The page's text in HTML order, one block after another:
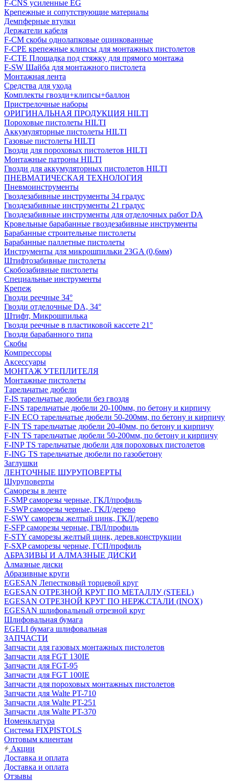
F-CNS усиленные EG
Крепежные и сопутствующие материалы
Демпферные втулки
Держатели кабеля
F-CM скобы однолапковые оцинкованные
F-CPE крепежные клипсы для монтажных пистолетов
F-CTE Площадка под стяжку для прямого монтажа
F-SW Шайба для монтажного пистолета
Монтажная лента
Средства для ухода
Комплекты гвозди+клипсы+баллон
Пристрелочные наборы
ОРИГИНАЛЬНАЯ ПРОДУКЦИЯ HILTI
Пороховые пистолеты HILTI
Аккумуляторные пистолеты HILTI
Газовые пистолеты HILTI
Гвозди для пороховых пистолетов HILTI
Монтажные патроны HILTI
Гвозди для аккумуляторных пистолетов HILTI
ПНЕВМАТИЧЕСКАЯ ТЕХНОЛОГИЯ
Пневмоинструменты
Гвоздезабивные инструменты 34 градус
Гвоздезабивные инструменты 21 градус
Гвоздезабивные инструменты для отделочных работ DA
Кровельные барабанные гвоздезабивные инструменты
Барабанные строительные пистолеты
Барабанные паллетные пистолеты
Инструменты для микрошпильки 23GA (0,6мм)
Штифтозабивные пистолеты
Скобозабивные пистолеты
Специальные инструменты
Крепеж
Гвозди реечные 34°
Гвозди отделочные DA, 34°
Штифт, Микрошпилька
Гвозди реечные в пластиковой кассете 21°
Гвозди барабанного типа
Скобы
Компрессоры
Аксессуары
МОНТАЖ УТЕПЛИТЕЛЯ
Монтажные пистолеты
Тарельчатые дюбели
F-IS тарельчатые дюбели без гвоздя
F-INS тарельчатые дюбели 20-100мм, по бетону и кирпичу
F-IN ECO тарельчатые дюбели 50-200мм, по бетону и кирпичу
F-IN TS тарельчатые дюбели 20-40мм, по бетону и кирпичу
F-IN TS тарельчатые дюбели 50-200мм, по бетону и кирпичу
F-INP TS тарельчатые дюбели для пороховых пистолетов
F-ING TS тарельчатые дюбели по газобетону
Заглушки
ЛЕНТОЧНЫЕ ШУРУПОВЕРТЫ
Шуруповерты
Саморезы в ленте
F-SMP саморезы черные, ГКЛ/профиль
F-SWP саморезы черные, ГКЛ/дерево
F-SWY саморезы желтый цинк, ГКЛ/дерево
F-SFP саморезы черные, ГВЛ/профиль
F-STY саморезы желтый цинк, дерев.конструкции
F-SXP саморезы черные, ГСП/профиль
АБРАЗИВЫ И АЛМАЗНЫЕ ДИСКИ
Алмазные диски
Абразивные круги
EGESAN Лепестковый торцевой круг
EGESAN ОТРЕЗНОЙ КРУГ ПО МЕТАЛЛУ (STEEL)
EGESAN ОТРЕЗНОЙ КРУГ ПО НЕРЖ.СТАЛИ (INOX)
EGESAN шлифовальный отрезной круг
Шлифовальная бумага
EGELI бумага шлифовальная
ЗАПЧАСТИ
Запчасти для газовых монтажных пистолетов
Запчасти для FGT 130IE
Запчасти для FGT-95
Запчасти для FGT 100IE
Запчасти для пороховых монтажных пистолетов
Запчасти для Walte PT-710
Запчасти для Walte PT-251
Запчасти для Walte PT-370
Номенклатура
Система FIXPISTOLS
Оптовым клиентам
Акции
Доставка и оплата
Доставка и оплата
Отзывы